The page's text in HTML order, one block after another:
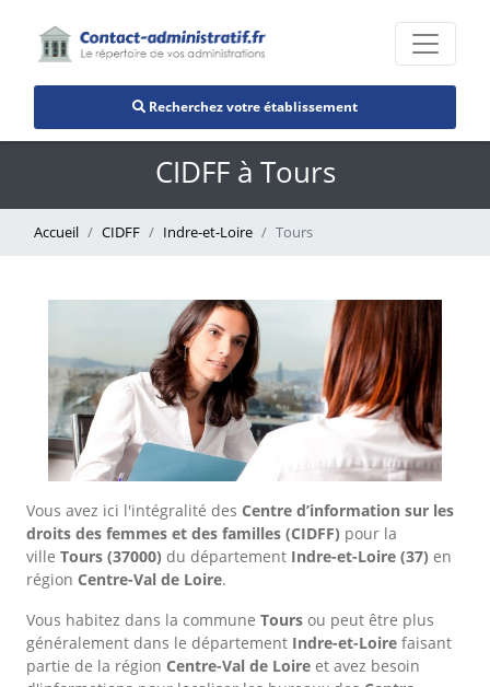
Recherchez votre établissement
CIDFF à Tours
Accueil CIDFF Indre-et-Loire Tours
Vous avez ici l'intégralité des Centre d’information sur les
droits des femmes et des familles (CIDFF) pour la
ville Tours (37000) du département Indre-et-Loire (37) en
région Centre-Val de Loire.
Vous habitez dans la commune Tours ou peut être plus
généralement dans le département Indre-et-Loire faisant
partie de la région Centre-Val de Loire et avez besoin